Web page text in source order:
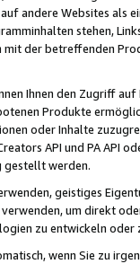
andere Websites als
stehen,
der betreffenden
Ihnen den Zugriff
Produkte
oder Inhalte
API und PA API
gestellt werden.
geistiges
um direkt
zu entwickeln
wenn Sie zu